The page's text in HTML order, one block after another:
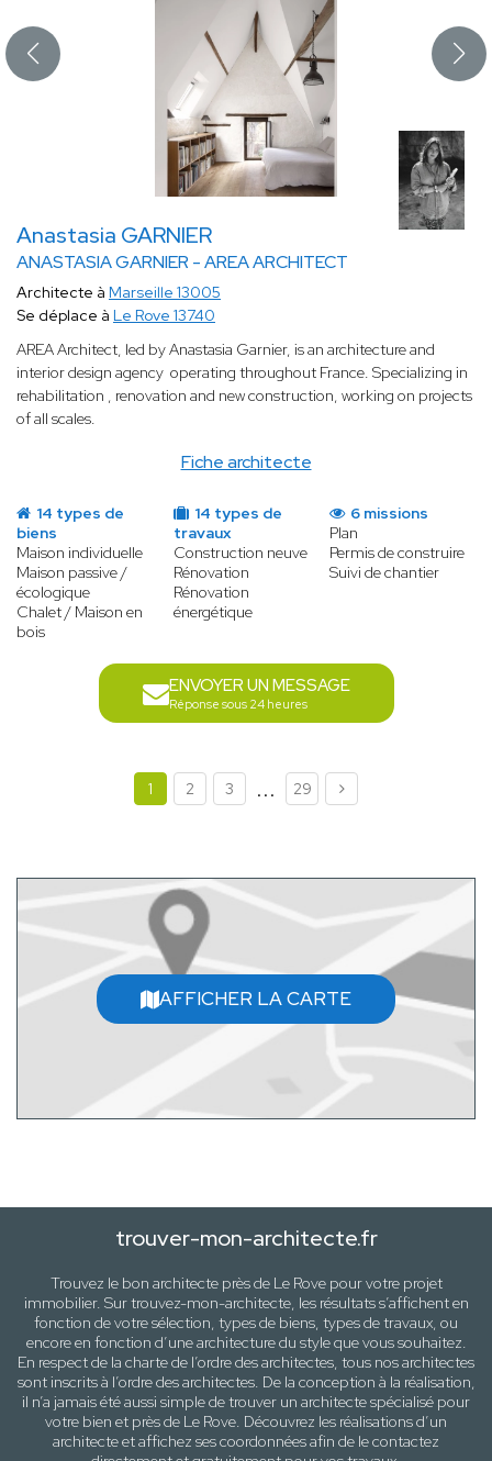
Anastasia GARNIER
ANASTASIA GARNIER - AREA ARCHITECT
Fiche architecte
Architecte à Marseille 13005
Se déplace à Le Rove 13740
AREA Architect, led by Anastasia Garnier, is an architecture and
interior design agency operating throughout France. Specializing in
rehabilitation , renovation and new construction, working on projects
of all scales.
14 types de
biens
Maison individuelle
Maison passive /
écologique
Chalet / Maison en
bois
14 types de
travaux
Construction neuve
Rénovation
Rénovation
énergétique
6 missions
Plan
Permis de construire
Suivi de chantier
ENVOYER UN MESSAGE
Réponse sous 24 heures
1 2 3 ... 29
AFFICHER LA CARTE
trouver-mon-architecte.fr
Trouvez le bon architecte près de Le Rovepour votre projet
immobilier. Sur trouvez-mon-architecte, les résultats s’affichent en
fonction de votre sélection, types de biens, types de travaux, ou
encore en fonction d’une architecturedu style que vous souhaitez.
En respect de la charte de l’ordre des architectes, tous nos architectes
sont inscrits à l’ordre des architectes. De la conception à la réalisation,
il n’a jamais été aussi simple de trouver un architecte spécialisé pour
votre bien et près de Le Rove. Découvrez les réalisations d’un
architecte et affichez ses coordonnées afin de le contactez